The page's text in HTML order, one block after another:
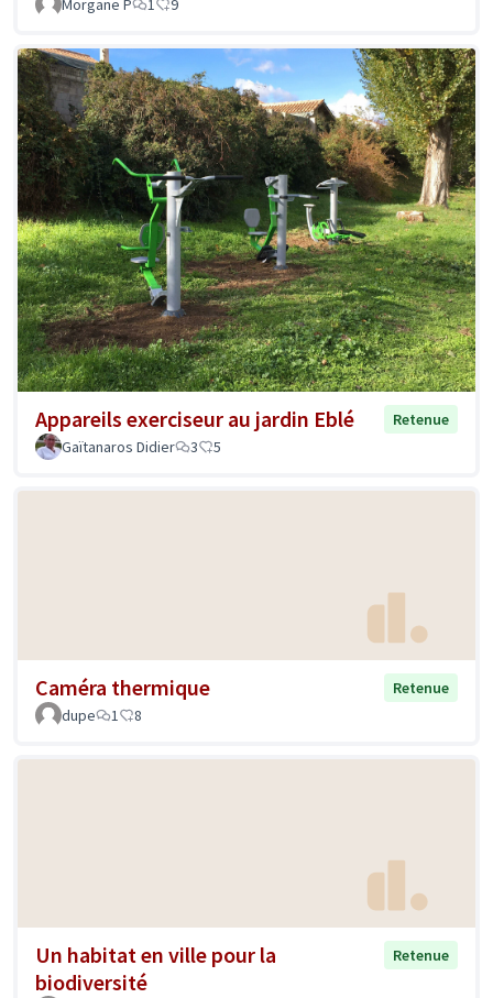
Morgane P 1 9
Appareils exerciseur au jardin Eblé
Retenue
Gaïtanaros Didier
3 5
Caméra thermique
Retenue
dupe
1 8
Un habitat en ville pour la
biodiversité
Retenue